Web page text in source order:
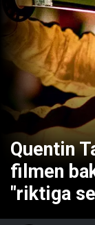
Quentin
filmen
"riktiga